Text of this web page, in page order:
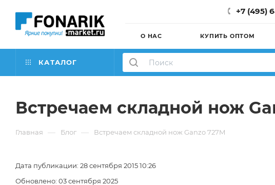
+7 (495)
О НАС КУПИТЬ ОПТОМ
КАТАЛОГ
Встречаем складной нож
Главная — Блог — Встречаем складной нож Ganzo 727M
Дата публикации: 28 сентября 2015 10:26
Обновлено: 03 сентября 2025